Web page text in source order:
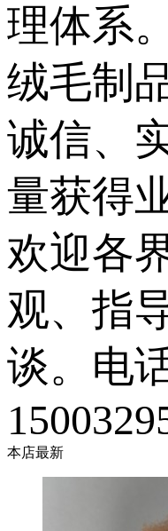
理体系
绒毛制
诚信、
量获得
欢迎各
观、指
谈。电
本店最新